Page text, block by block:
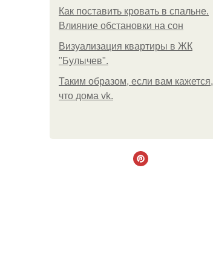
Как поставить кровать в спальне.
Влияние обстановки на сон
Визуализация квартиры в ЖК
"Булычев".
Таким образом, если вам кажется,
что дома vk.